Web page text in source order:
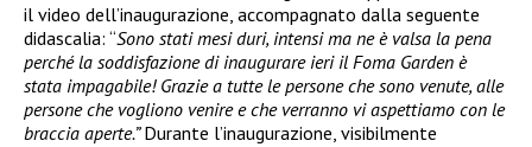
il video dell’inaugurazione, accompagnato dalla seguente
didascalia: “Sono stati mesi duri, intensi ma ne è valsa la pena
perché la soddisfazione di inaugurare ieri il Foma Garden è
stata impagabile! Grazie a tutte le persone che sono venute, alle
persone che vogliono venire e che verranno vi aspettiamo con le
braccia aperte.”Durante l’inaugurazione, visibilmente